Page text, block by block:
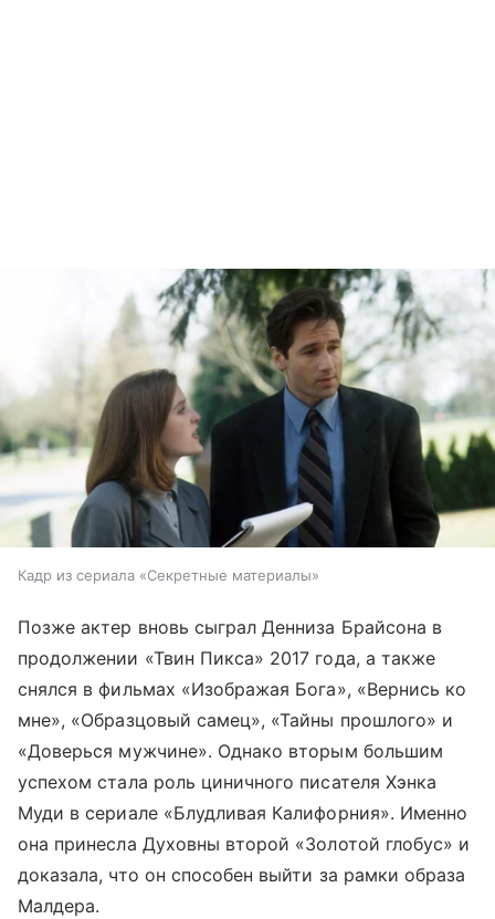
Кадр из сериала «Секретные материалы»
Позже актер вновь сыграл Денниза Брайсона в
продолжении «Твин Пикса» 2017 года, а также
снялся в фильмах «Изображая Бога», «Вернись ко
мне», «Образцовый самец», «Тайны прошлого» и
«Доверься мужчине». Однако вторым большим
успехом стала роль циничного писателя Хэнка
Муди в сериале «Блудливая Калифорния». Именно
она принесла Духовны второй «Золотой глобус» и
доказала, что он способен выйти за рамки образа
Малдера.